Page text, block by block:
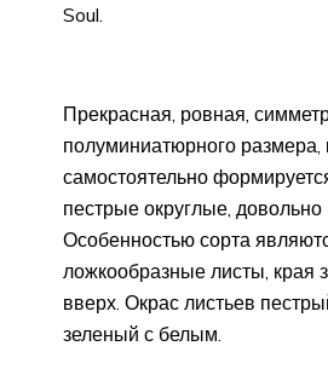
Soul.
Прекрасная, ровная,
полуминиатюрного размера,
самостоятельно
пестрые округлые,
Особенностью сорта
ложкообразные листы, края
вверх. Окрас листьев
зеленый с белым.